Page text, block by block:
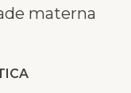
materna